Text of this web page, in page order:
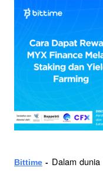
Bittime - Dalam